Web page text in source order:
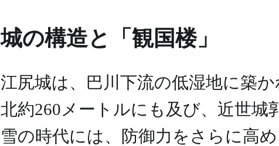
城の構造と「観国楼」
江尻城は、巴川下流の低湿地に築
北約260メートルにも及び、近世
雪の時代には、防御力をさらに高